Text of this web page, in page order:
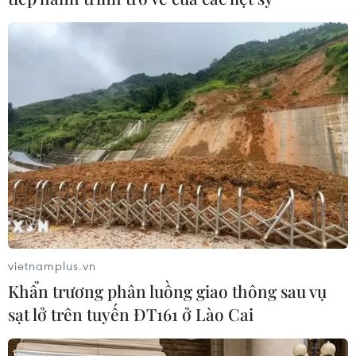
07/08/2026 00:31
Mexico triển khai hàng nghìn binh sỹ
bảo vệ các vùng trồng bơ trọng điểm
07/08/2026 00:09
Mỹ: Lãi suất thế chấp tăng lên mức
cao nhất kể từ tháng Bảy năm ngoái
07/08/2026 00:05
Chứng khoán Mỹ rời đỉnh khi giá
năng lượng leo thang
06/08/2026 23:58
vietnamplus.vn
Khẩn trương phân luồng giao thông sau vụ
sạt lở trên tuyến ĐT161 ở Lào Cai